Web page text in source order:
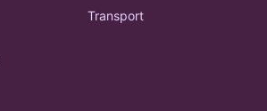
Transport